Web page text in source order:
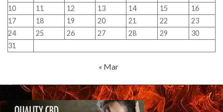
10
11 12 13 14 15
16
17
18 19 20 21 22
23
24
25 26 27 28 29
30
31
« Mar